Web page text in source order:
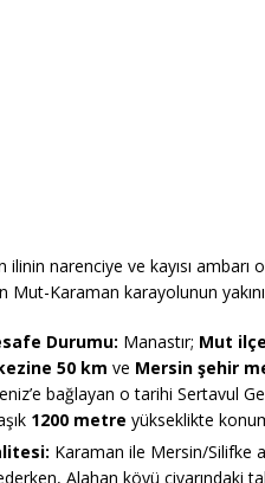
ilinin narenciye ve kayısı ambarı
Karaman karayolunun
Durumu: Manastır; Mut
50 km ve Mersin şehir
bağlayan o tarihi Sertavul
1200 metre yükseklikte
Karaman ile Mersin/Silifke
Alahan köyü civarındaki